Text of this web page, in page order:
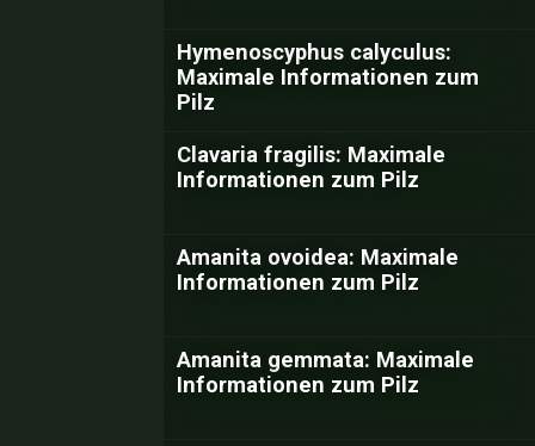
Hymenoscyphus calyculus:
Maximale Informationen zum
Pilz
Clavaria fragilis: Maximale
Informationen zum Pilz
Amanita ovoidea: Maximale
Informationen zum Pilz
Amanita gemmata: Maximale
Informationen zum Pilz